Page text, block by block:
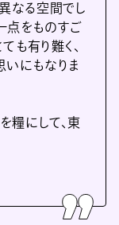
なる空間でし
点をものすご
も有り難く、
いにもなりま
糧にして、東